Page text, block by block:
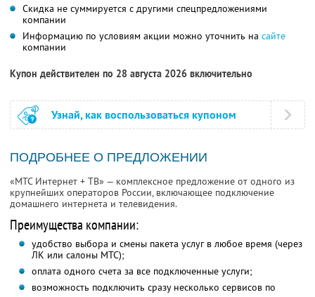
Скидка не суммируется с другими спецпредложениями
компании
Информацию по условиям акции можно уточнить на сайте
компании
Купон действителен по 28 августа 2026 включительно
Узнай, как воспользоваться купоном
ПОДРОБНЕЕ О ПРЕДЛОЖЕНИИ
«МТС Интернет + ТВ» — комплексное предложение от одного из
крупнейших операторов России, включающее подключение
домашнего интернета и телевидения.
Преимущества компании:
удобство выбора и смены пакета услуг в любое время (через
ЛК или салоны МТС);
оплата одного счета за все подключенные услуги;
возможность подключить сразу несколько сервисов по